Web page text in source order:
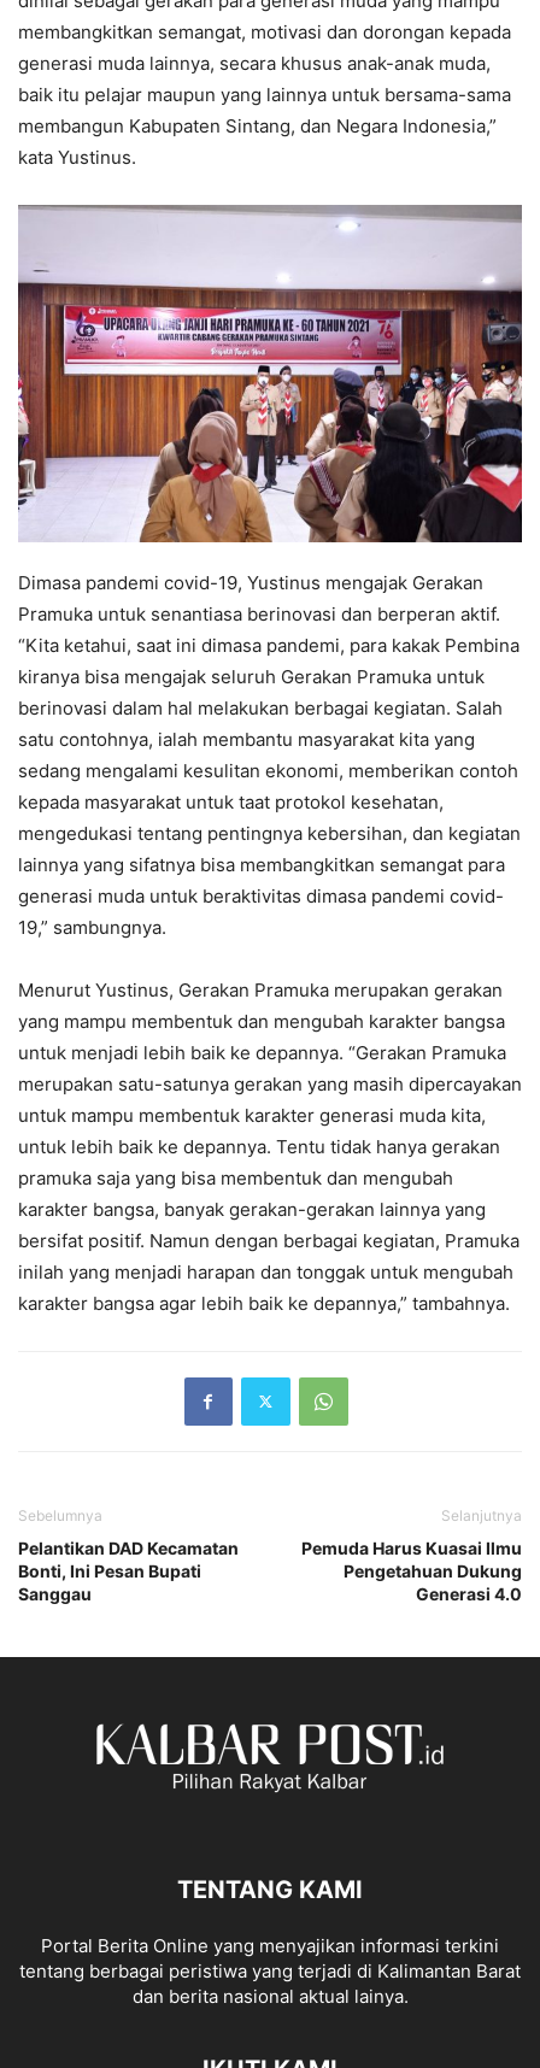
membangkitkan semangat, motivasi dan dorongan kepada
generasi muda lainnya, secara khusus anak-anak muda,
baik itu pelajar maupun yang lainnya untuk bersama-sama
membangun Kabupaten Sintang, dan Negara Indonesia,”
kata Yustinus.
Dimasa pandemi covid-19, Yustinus mengajak Gerakan
Pramuka untuk senantiasa berinovasi dan berperan aktif.
“Kita ketahui, saat ini dimasa pandemi, para kakak Pembina
kiranya bisa mengajak seluruh Gerakan Pramuka untuk
berinovasi dalam hal melakukan berbagai kegiatan. Salah
satu contohnya, ialah membantu masyarakat kita yang
sedang mengalami kesulitan ekonomi, memberikan contoh
kepada masyarakat untuk taat protokol kesehatan,
mengedukasi tentang pentingnya kebersihan, dan kegiatan
lainnya yang sifatnya bisa membangkitkan semangat para
generasi muda untuk beraktivitas dimasa pandemi covid-
19,” sambungnya.
Menurut Yustinus, Gerakan Pramuka merupakan gerakan
yang mampu membentuk dan mengubah karakter bangsa
untuk menjadi lebih baik ke depannya. “Gerakan Pramuka
merupakan satu-satunya gerakan yang masih dipercayakan
untuk mampu membentuk karakter generasi muda kita,
untuk lebih baik ke depannya. Tentu tidak hanya gerakan
pramuka saja yang bisa membentuk dan mengubah
karakter bangsa, banyak gerakan-gerakan lainnya yang
bersifat positif. Namun dengan berbagai kegiatan, Pramuka
inilah yang menjadi harapan dan tonggak untuk mengubah
karakter bangsa agar lebih baik ke depannya,” tambahnya.
Sebelumnya
Pelantikan DAD Kecamatan
Bonti, Ini Pesan Bupati
Sanggau
Selanjutnya
Pemuda Harus Kuasai Ilmu
Pengetahuan Dukung
Generasi 4.0
TENTANG KAMI
Portal Berita Online yang menyajikan informasi terkini
tentang berbagai peristiwa yang terjadi di Kalimantan Barat
dan berita nasional aktual lainya.